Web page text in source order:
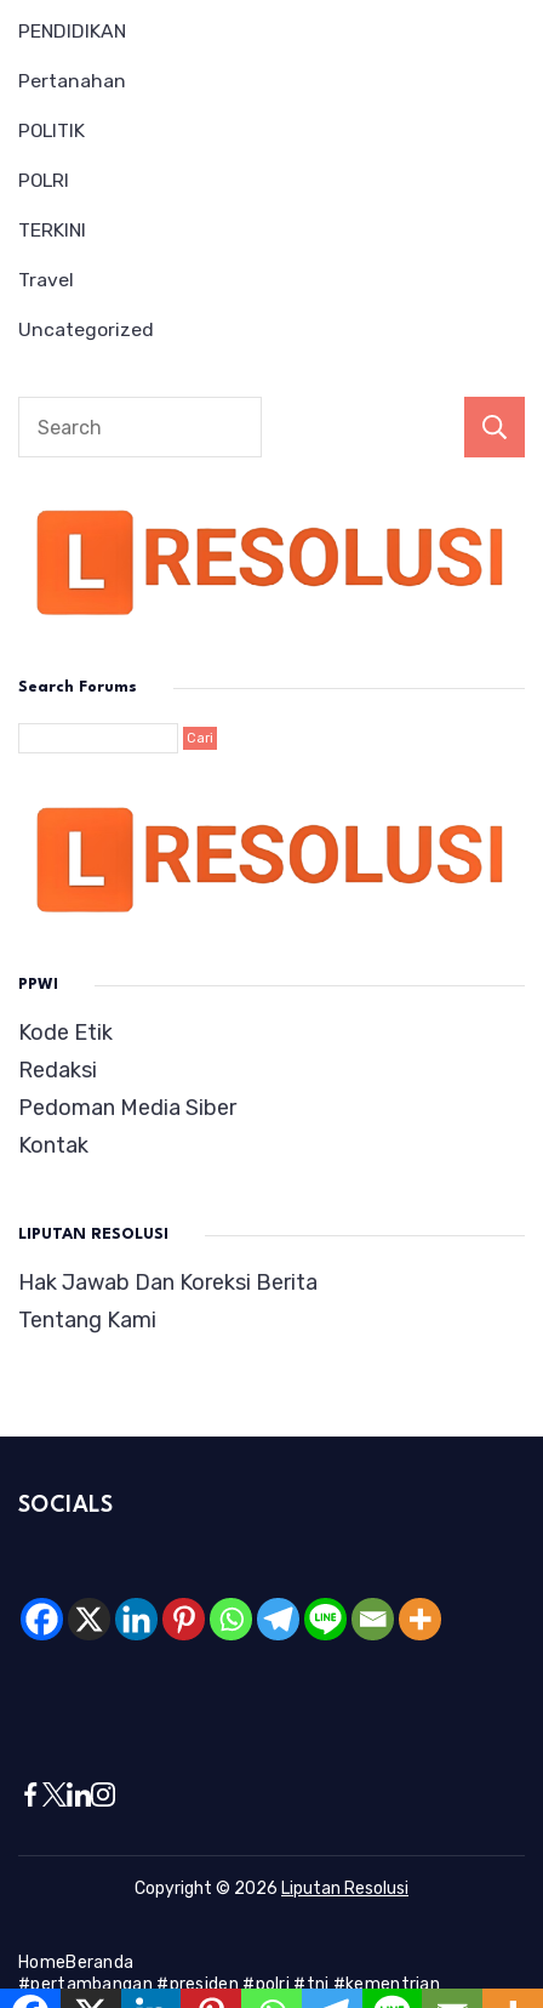
PENDIDIKAN
Pertanahan
POLITIK
POLRI
TERKINI
Travel
Uncategorized
Search Forums
PPWI
Kode Etik
Redaksi
Pedoman Media Siber
Kontak
LIPUTAN RESOLUSI
Hak Jawab Dan Koreksi Berita
Tentang Kami
SOCIALS
Copyright © 2026 Liputan Resolusi
HomeBeranda
#pertambangan #presiden #polri #tni #kementrian